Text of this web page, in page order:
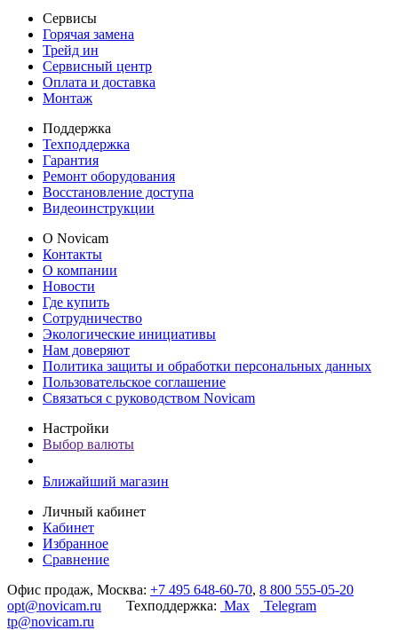
Сервисы
Горячая замена
Трейд ин
Сервисный центр
Оплата и доставка
Монтаж
Поддержка
Техподдержка
Гарантия
Ремонт оборудования
Восстановление доступа
Видеоинструкции
О Novicam
Контакты
О компании
Новости
Где купить
Сотрудничество
Экологические инициативы
Нам доверяют
Политика защиты и обработки персональных данных
Пользовательское соглашение
Связаться с руководством Novicam
Настройки
Выбор валюты
Ближайший магазин
Личный кабинет
Кабинет
Избранное
Сравнение
Офис продаж, Москва: +7 495 648-60-70, 8 800 555-05-20
opt@novicam.ru Техподдержка: Max
Telegram
tp@novicam.ru